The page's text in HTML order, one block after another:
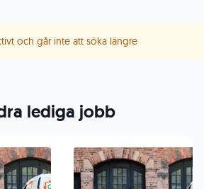
och går inte att söka längre
lediga jobb